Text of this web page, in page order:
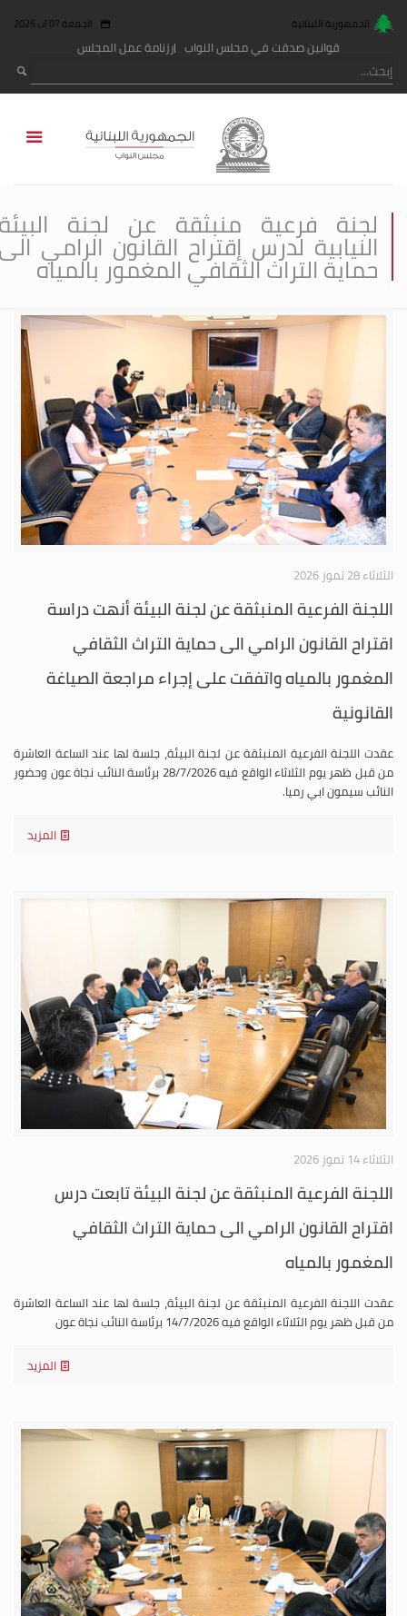
الجمهورية اللبنانية الجمعة 07 آب 2026
قوانين صدقت في مجلس النواب رزنامة عمل المجلس
لجنة فرعية منبثقة عن لجنة
النيابية لدرس إقتراح القانون الرامي
حماية التراث الثقافي المغمور بالمياه
الثلاثاء 28 تموز 2026
اللجنة الفرعية المنبثقة عن لجنة البيئة أنهت دراسة
اقتراح القانون الرامي الى حماية التراث الثقافي
المغمور بالمياه واتفقت على إجراء مراجعة الصياغة
القانونية
عقدت اللجنة الفرعية المنبثقة عن لجنة البيئة، جلسة لها عند الساعة العاشرة
من قبل ظهر يوم الثلاثاء الواقع فيه 28/7/2026 برئاسة النائب نجاة عون وحضور
النائب سيمون ابي رميا.
المزيد
الثلاثاء 14 تموز 2026
اللجنة الفرعية المنبثقة عن لجنة البيئة تابعت درس
اقتراح القانون الرامي الى حماية التراث الثقافي
المغمور بالمياه
عقدت اللجنة الفرعية المنبثقة عن لجنة البيئة، جلسة لها عند الساعة العاشرة
من قبل ظهر يوم الثلاثاء الواقع فيه 14/7/2026 برئاسة النائب نجاة عون
المزيد